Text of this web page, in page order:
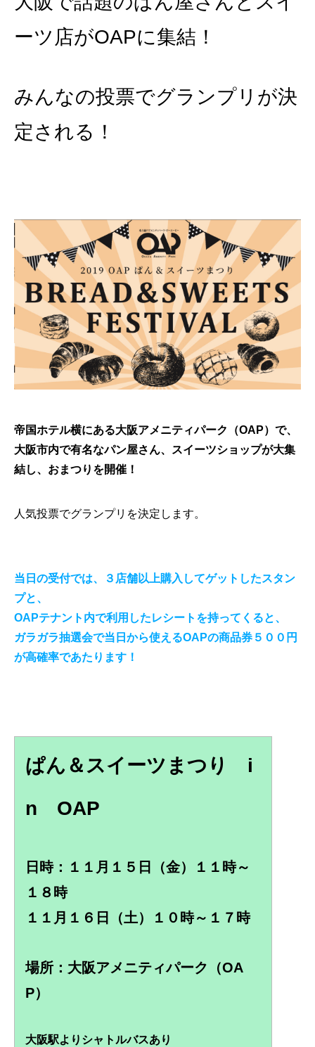
ーツ店がOAPに集結！
みんなの投票でグランプリが決
定される！
帝国ホテル横にある大阪アメニティパーク（OAP）で、
大阪市内で有名なパン屋さん、スイーツショップが大集
結し、おまつりを開催！
人気投票でグランプリを決定します。
当日の受付では、３店舗以上購入してゲットしたスタン
プと、
OAPテナント内で利用したレシートを持ってくると、
ガラガラ抽選会で当日から使えるOAPの商品券５００円
が高確率であたります！
ぱん＆スイーツまつり i
n OAP
日時：１１月１５日（金）１１時～
１８時
１１月１６日（土）１０時～１７時
場所：大阪アメニティパーク（OA
P）
大阪駅よりシャトルバスあり